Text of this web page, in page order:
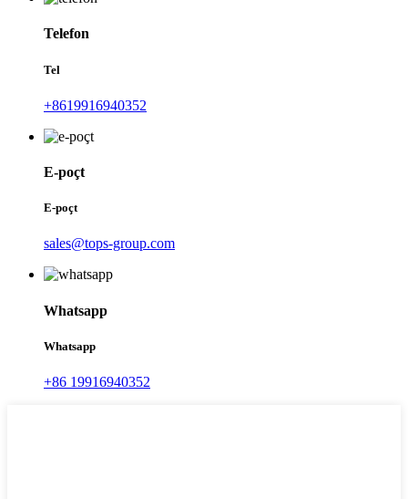
Telefon
Tel
+8619916940352
E-poçt
E-poçt
sales@tops-group.com
Whatsapp
Whatsapp
+86 19916940352